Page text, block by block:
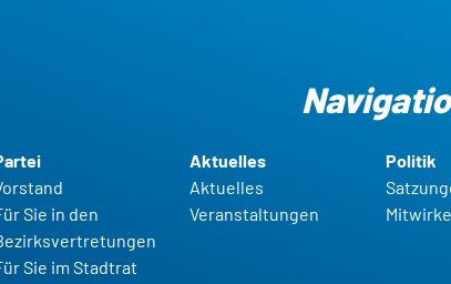
Sie in den
Sie im Stadtrat
Aktuelles
Aktuelles
Veranstaltungen
Politik